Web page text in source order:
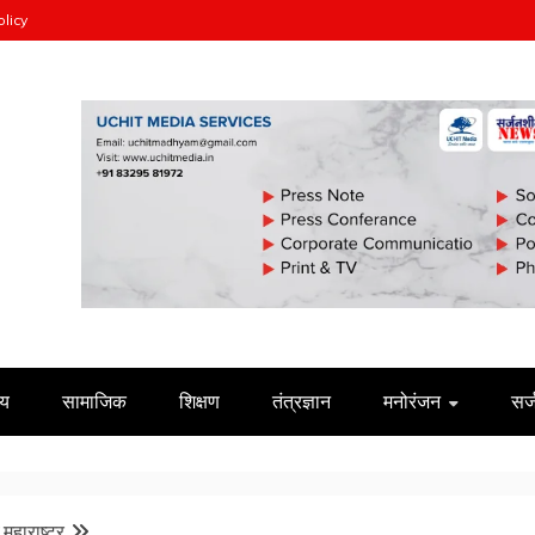
सामाजिक शिक्षण तंत्रज्ञान मनोरंजन